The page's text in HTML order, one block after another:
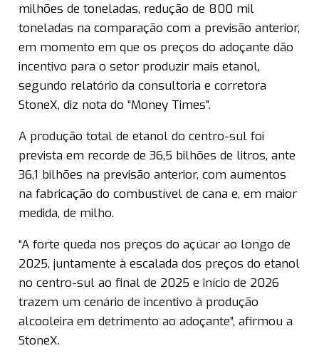
milhões de toneladas, redução de 800 mil
toneladas na comparação com a previsão anterior,
em momento em que os preços do adoçante dão
incentivo para o setor produzir mais etanol,
segundo relatório da consultoria e corretora
StoneX, diz nota do “Money Times”.
A produção total de etanol do centro-sul foi
prevista em recorde de 36,5 bilhões de litros, ante
36,1 bilhões na previsão anterior, com aumentos
na fabricação do combustível de cana e, em maior
medida, de milho.
“A forte queda nos preços do açúcar ao longo de
2025, juntamente à escalada dos preços do etanol
no centro-sul ao final de 2025 e início de 2026
trazem um cenário de incentivo à produção
alcooleira em detrimento ao adoçante”, afirmou a
StoneX.